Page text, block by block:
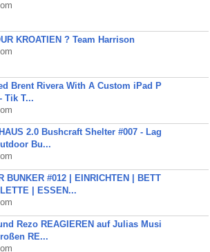
KROATIEN ? Team Harrison
Brent Rivera With A Custom iPad P
Tik T...
2.0 Bushcraft Shelter #007 - Lag
Bu...
BUNKER #012 | EINRICHTEN | BETT
| ESSEN...
Rezo REAGIEREN auf Julias Musi
RE...